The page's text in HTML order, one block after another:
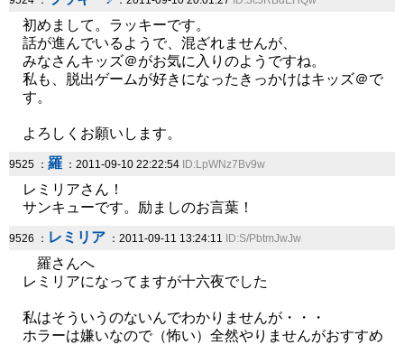
初めまして。ラッキーです。
話が進んでいるようで、混ざれませんが、
みなさんキッズ＠がお気に入りのようですね。
私も、脱出ゲームが好きになったきっかけはキッズ＠で
す。
よろしくお願いします。
9525 ： 羅 ：2011-09-10 22:22:54 ID:LpWNz7Bv9w
レミリアさん！
サンキューです。励ましのお言葉！
9526 ： レミリア ：2011-09-11 13:24:11 ID:S/PbtmJwJw
羅さんへ
レミリアになってますが十六夜でした
私はそういうのないんでわかりませんが・・・
ホラーは嫌いなので（怖い）全然やりませんがおすすめ